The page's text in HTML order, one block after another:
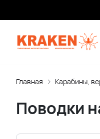
Главная Карабины,
Поводки